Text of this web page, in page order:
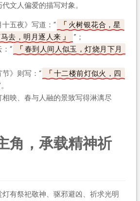
文人偏爱的描写对象。
五夜》写道：“
火树银花合，星
去，明月逐人来
”；
“
春到人间人似玉，灯烧月下月
》则写：“
十二楼前灯似火，四
相映、春与人融的景致写得淋漓尽
角，承载精神祈
有祭祀敬神、驱邪避凶、祈求光明